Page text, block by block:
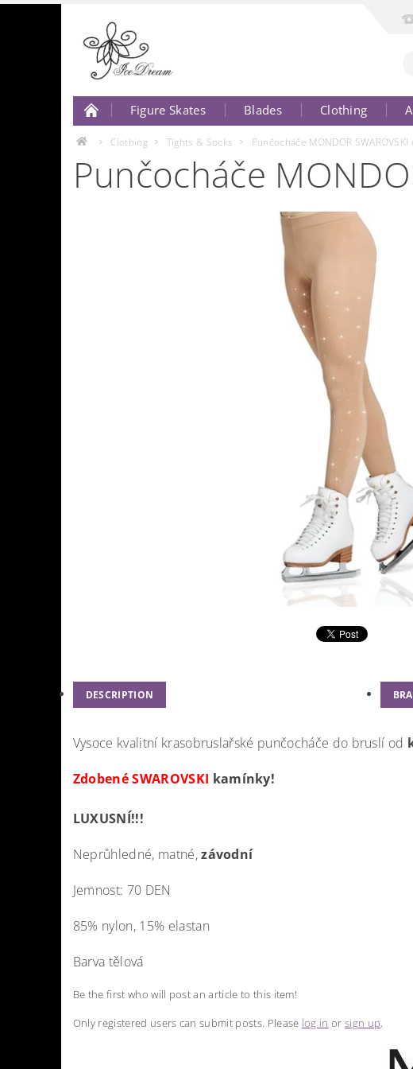
Figure Skates Blades Clothing
About Us
Contact Us
Clothing Tights & Socks Punčocháče MONDOR
Punčocháče
DESCRIPTION
Vysoce kvalitní krasobruslařské punčocháče do bruslí od
Zdobené SWAROVSKI kamínky!
LUXUSNÍ!!!
Neprůhledné, matné,závodní
Jemnost: 70 DEN
85% nylon, 15% elastan
Barva tělová
Be the first who will post an article to this item!
Only registered users can submit posts. Please log in orsign up.